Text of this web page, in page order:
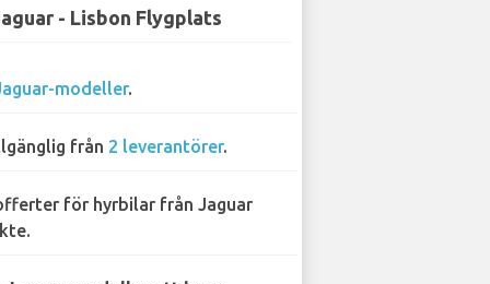
- Lisbon Flygplats
modeller.
från 2 leverantörer.
för hyrbilar från Jaguar